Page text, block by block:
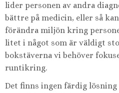
lider personen av andra
bättre på medicin, eller så
förändra miljön kring
litet i något som är väldigt
bokstäverna vi behöver
runtikring.
Det finns ingen färdig lösning